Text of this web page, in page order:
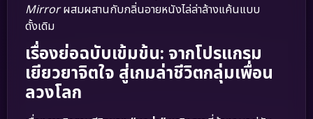
Mirrorผสมผสานกับกลิ่นอายหนังไล่ล่าล้างแค้นแบบ
ดั้งเดิม
เรื่องย่อฉบับเข้มข้น: จากโปรแกรม
เยียวยาจิตใจ สู่เกมล่าชีวิตกลุ่มเพื่อน
ลวงโลก